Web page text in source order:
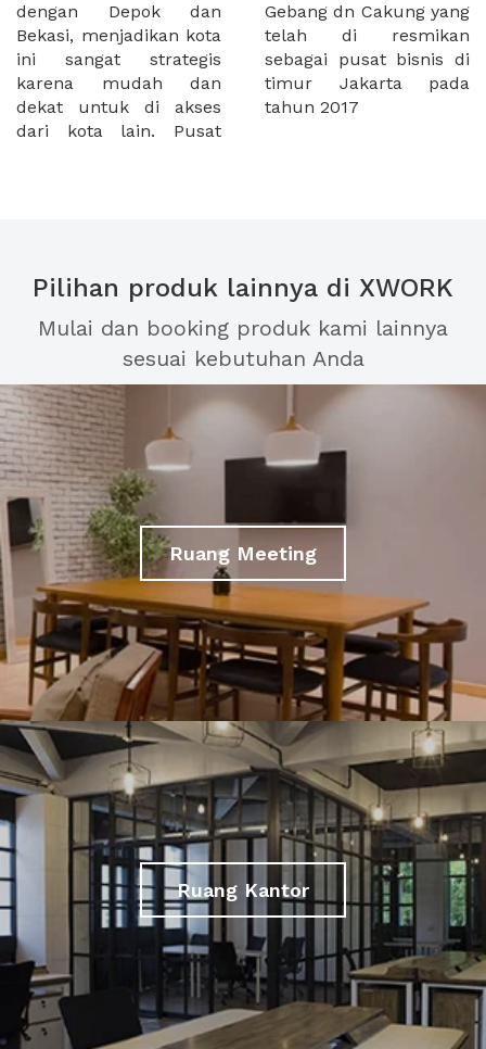
dengan Depok dan
Bekasi, menjadikan kota
ini sangat strategis
karena mudah dan
dekat untuk di akses
dari kota lain. Pusat
Gebang dn Cakung yang
telah di resmikan
sebagai pusat bisnis di
timur Jakarta pada
tahun 2017
Pilihan produk lainnya di XWORK
Mulai dan booking produk kami lainnya
sesuai kebutuhan Anda
Ruang Meeting
Ruang Kantor